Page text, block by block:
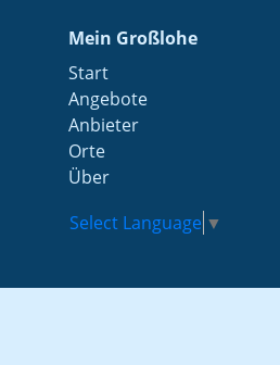
Mein Großlohe
Start
Angebote
Anbieter
Orte
Über
Select Language ▼